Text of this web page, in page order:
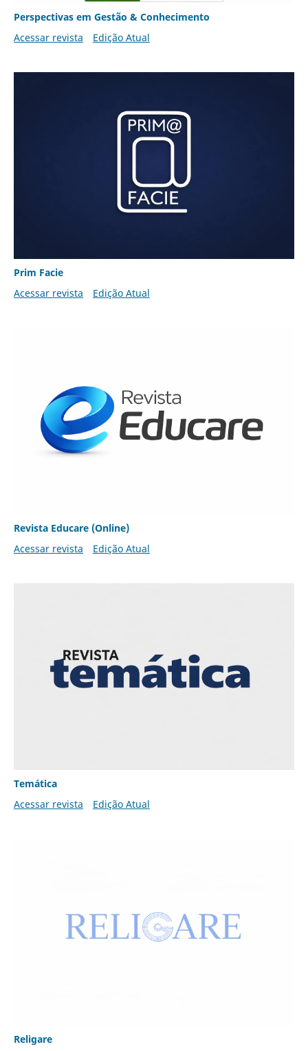
Perspectivas em Gestão & Conhecimento
Acessar revista
Edição Atual
Prim Facie
Acessar revista
Edição Atual
Revista Educare (Online)
Acessar revista
Edição Atual
Temática
Acessar revista
Edição Atual
Religare